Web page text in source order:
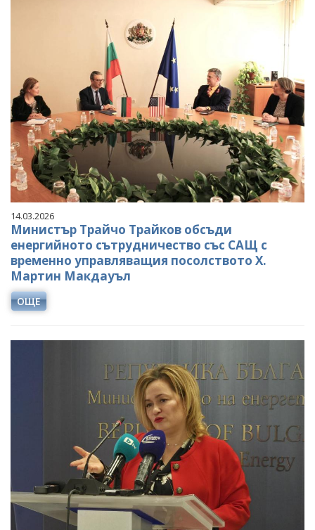
14.03.2026
Министър Трайчо Трайков обсъди
енергийното сътрудничество със САЩ с
временно управляващия посолството Х.
Мартин Макдауъл
ОЩЕ